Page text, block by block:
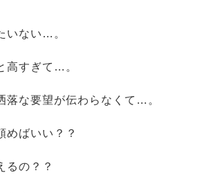
いない…。
高すぎて…。
落な要望が伝わらなくて…。
めばいい？？
るの？？